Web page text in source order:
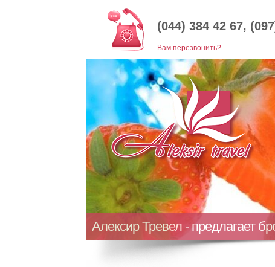
(044) 384 42 67,
Baм перезвонить?
Алексир Тревел - предлагает